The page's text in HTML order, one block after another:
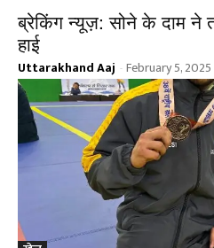
ब्रेकिंग न्यूज़: सोने के दाम ने
हाई
Uttarakhand Aaj - February 5, 2025